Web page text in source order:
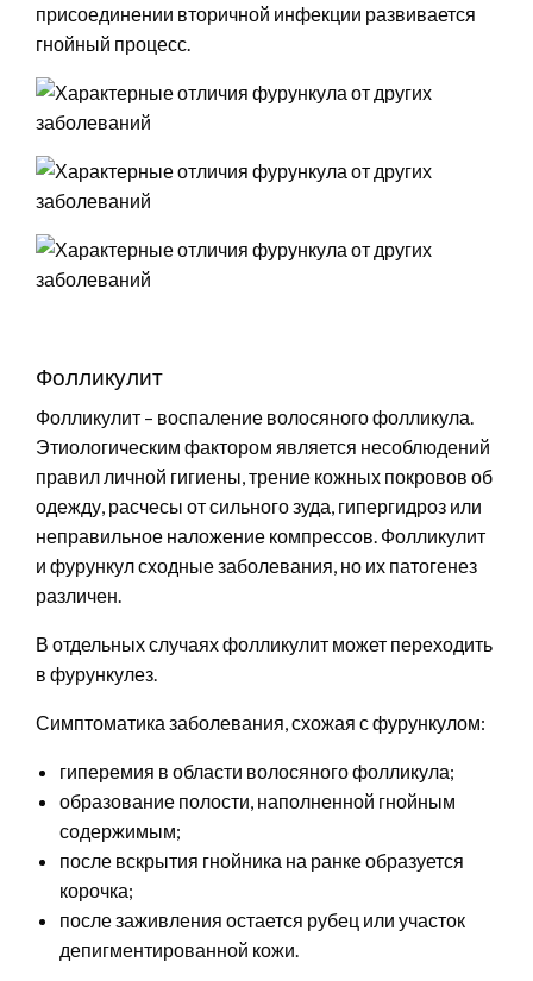
присоединении вторичной инфекции развивается
гнойный процесс.
Фолликулит
Фолликулит – воспаление волосяного фолликула.
Этиологическим фактором является несоблюдений
правил личной гигиены, трение кожных покровов об
одежду, расчесы от сильного зуда, гипергидроз или
неправильное наложение компрессов. Фолликулит
и фурункул сходные заболевания, но их патогенез
различен.
В отдельных случаях фолликулит может переходить
в фурункулез.
Симптоматика заболевания, схожая с фурункулом:
гиперемия в области волосяного фолликула;
образование полости, наполненной гнойным
содержимым;
после вскрытия гнойника на ранке образуется
корочка;
после заживления остается рубец или участок
депигментированной кожи.